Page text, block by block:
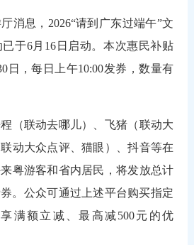
息，2026“请到广东过端午”文
于6月16日启动。本次惠民补贴
日，每日上午10:00发券，数量有
联动去哪儿）、飞猪（联动大
动大众点评、猫眼）、抖音等在
粤游客和省内居民，将发放总计
。公众可通过上述平台购买指定
满额立减、最高减500元的优